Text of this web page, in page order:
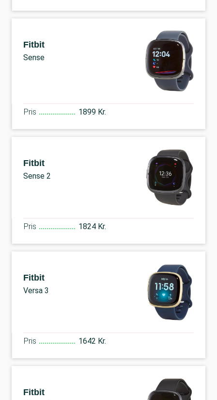
Fitbit
Sense
Pris 1899 Kr.
Fitbit
Sense 2
Pris 1824 Kr.
Fitbit
Versa 3
Pris 1642 Kr.
Fitbit